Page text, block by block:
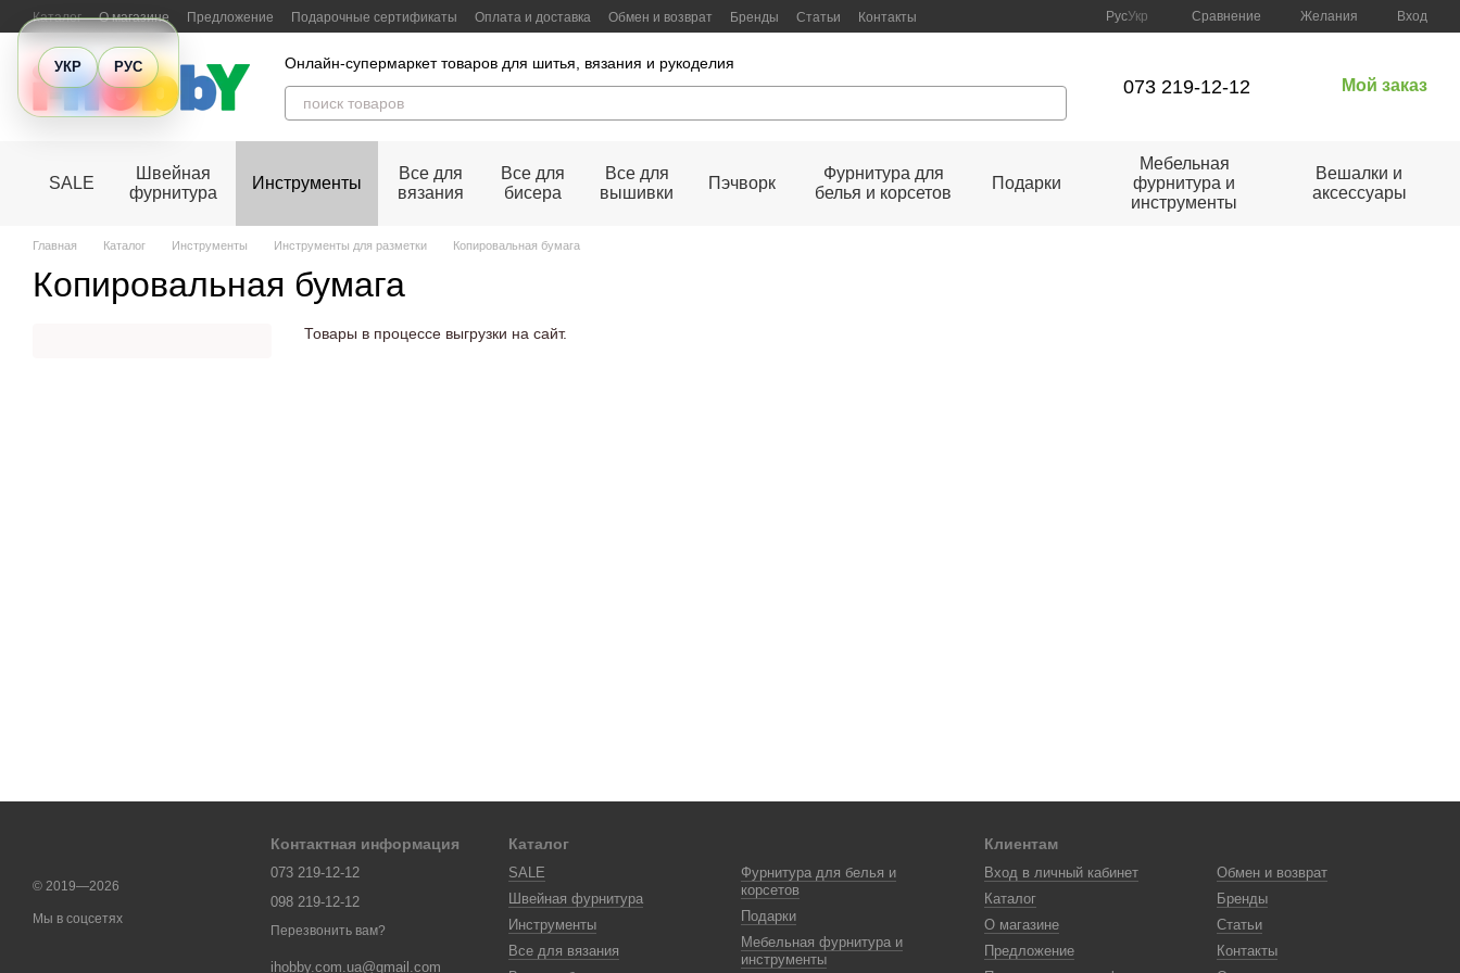
УКР РУС
Перейти к основному контенту
Каталог О магазине Предложение Подарочные сертификаты Оплата и доставка Обмен и возврат Бренды Статьи
Контакты
РусУкр Сравнение Желания Вход
Онлайн-супермаркет товаров для шитья, вязания и рукоделия
073 219-12-12 Мой заказ
SALE
Швейная
фурнитура
Инструменты
Все для
вязания
Все для
бисера
Все для
вышивки
Пэчворк
Фурнитура для
белья и корсетов
Подарки
Мебельная
фурнитура и
инструменты
Вешалки и
аксессуары
Главная Каталог Инструменты Инструменты для разметки Копировальная бумага
Копировальная бумага
Товары в процессе выгрузки на сайт.
© 2019—2026
Мы в соцсетях
Контактная информация
073 219-12-12
098 219-12-12
Перезвонить вам?
ihobby.com.ua@gmail.com
Каталог
SALE
Швейная фурнитура
Инструменты
Все для вязания
Фурнитура для белья и
корсетов
Подарки
Мебельная фурнитура и
инструменты
Клиентам
Вход в личный кабинет
Каталог
О магазине
Предложение
Обмен и возврат
Бренды
Статьи
Контакты